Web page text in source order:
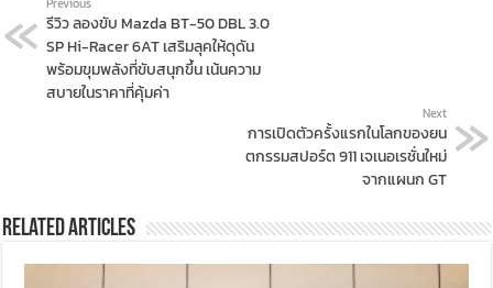
Previous
รีวิว ลองขับ Mazda BT-50 DBL 3.0
SP Hi-Racer 6AT เสริมลุคให้ดุดัน
พร้อมขุมพลังที่ขับสนุกขึ้น เน้นความ
สบายในราคาที่คุ้มค่า
Next
การเปิดตัวครั้งแรกในโลกของยน
ตกรรมสปอร์ต 911 เจเนอเรชั่นใหม่
จากแผนก GT
Related Articles